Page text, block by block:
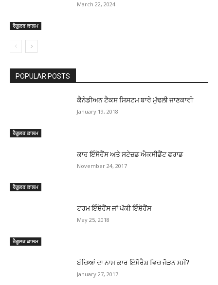
ਰੈਗੂਲਰ ਕਾਲਮ
March 22, 2024
POPULAR POSTS
ਰੈਗੂਲਰ ਕਾਲਮ
ਕੈਨੇਡੀਅਨ ਟੈਕਸ ਸਿਸਟਮ ਬਾਰੇ ਮੁੱਢਲੀ ਜਾਣਕਾਰੀ
January 19, 2018
ਰੈਗੂਲਰ ਕਾਲਮ
ਕਾਰ ਇੰਸੋਰੈਂਸ ਅਤੇ ਸਟੇਜ਼ਡ ਐਕਸੀਡੈਂਟ ਫਰਾਡ
November 24, 2017
ਰੈਗੂਲਰ ਕਾਲਮ
ਟਰਮ ਇੰਸ਼ੋਰੈਂਸ ਜਾਂ ਪੱਕੀ ਇੰਸ਼ੋਰੈਂਸ
May 25, 2018
ਬੱਚਿਆਂ ਦਾ ਨਾਮ ਕਾਰ ਇੰਸੋਰੈਸ਼ ਵਿਚ ਜੋੜਨ ਸਮੇਂ?
January 27, 2017